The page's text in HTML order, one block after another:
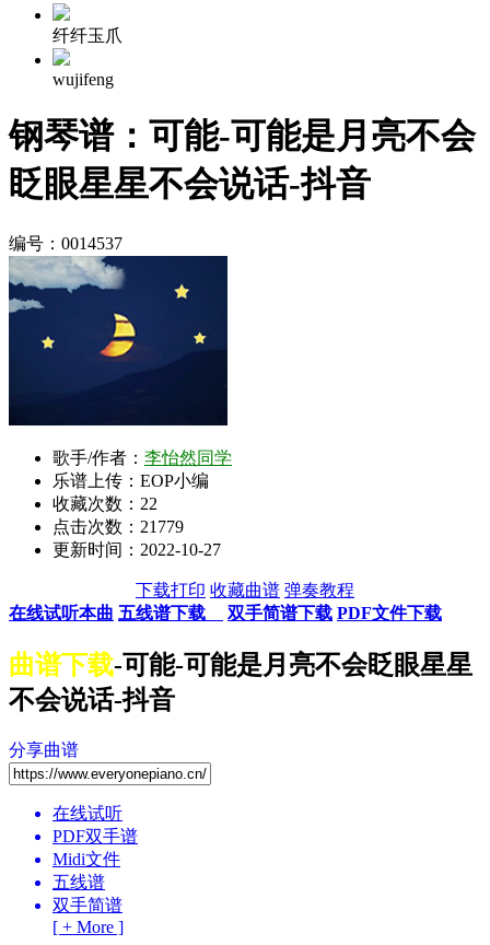
纤纤玉爪
wujifeng
钢琴谱：可能-可能是月亮不会
眨眼星星不会说话-抖音
编号：0014537
歌手/作者： 李怡然同学
乐谱上传：EOP小编
收藏次数： 22
点击次数：21779
更新时间：2022-10-27
下载打印 收藏曲谱 弹奏教程
在线试听本曲 五线谱下载 双手简谱下载 PDF文件下载
曲谱下载-可能-可能是月亮不会眨眼星星
不会说话-抖音
分享曲谱
在线试听
PDF双手谱
Midi文件
五线谱
双手简谱
[ + More ]